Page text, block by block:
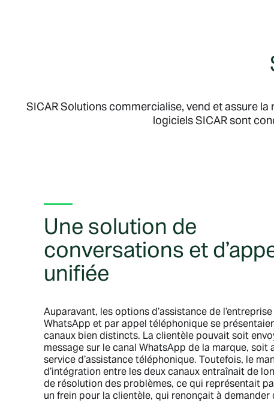
SICAR Solutions commercialise, vend et assure
logiciels SICAR sont
Une solution de
conversations et
unifiée
Auparavant, les options d’assistance de
WhatsApp et par appel téléphonique se
canaux bien distincts. La clientèle pouvait soit
message sur le canal WhatsApp de la marque, soit
service d’assistance téléphonique. Toutefois, le
d’intégration entre les deux canaux entraînait de
de résolution des problèmes, ce qui représentait
un frein pour la clientèle, qui renonçait à demander